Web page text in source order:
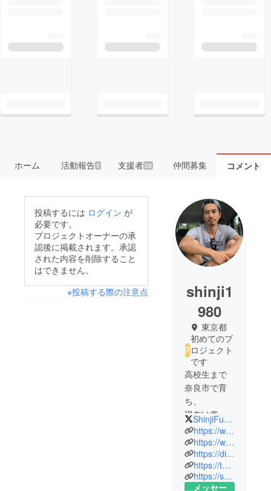
ホーム 活動報告5 支援者28 仲間募集 コメント
投稿するには ログイン が
必要です。
プロジェクトオーナーの承
認後に掲載されます。承認
された内容を削除すること
はできません。
※投稿する際の注意点
shinji1
980
東京都
初めてのプ
ロジェクト
です
高校生まで
奈良市で育
ち、
現在は東京
で妻と子供2
人で暮ら
す。
職業：アパ
レル業 バ
ShinjiFukushim1
https://www.instagram.com/shinji.fukushima/
https://www.youtube.com/watch?v=uexvNvTVpn8&t=53s
https://diy-home.localinfo.jp
https://twitter.com/ShinjiFukushim1
https://suumo.jp/journal/2019/01/10/161428/
メッセー